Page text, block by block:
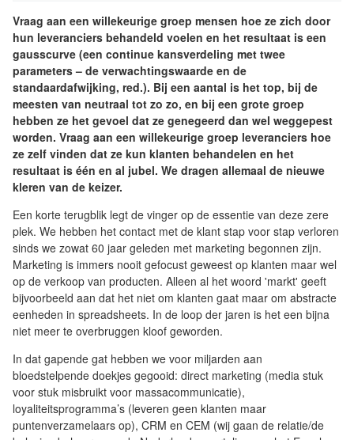
Vraag aan een willekeurige groep mensen hoe ze zich door
hun leveranciers behandeld voelen en het resultaat is een
gausscurve (een continue kansverdeling met twee
parameters – de verwachtingswaarde en de
standaardafwijking, red.). Bij een aantal is het top, bij de
meesten van neutraal tot zo zo, en bij een grote groep
hebben ze het gevoel dat ze genegeerd dan wel weggepest
worden. Vraag aan een willekeurige groep leveranciers hoe
ze zelf vinden dat ze kun klanten behandelen en het
resultaat is één en al jubel. We dragen allemaal de nieuwe
kleren van de keizer.
Een korte terugblik legt de vinger op de essentie van deze zere
plek. We hebben het contact met de klant stap voor stap verloren
sinds we zowat 60 jaar geleden met marketing begonnen zijn.
Marketing is immers nooit gefocust geweest op klanten maar wel
op de verkoop van producten. Alleen al het woord 'markt' geeft
bijvoorbeeld aan dat het niet om klanten gaat maar om abstracte
eenheden in spreadsheets. In de loop der jaren is het een bijna
niet meer te overbruggen kloof geworden.
In dat gapende gat hebben we voor miljarden aan
bloedstelpende doekjes gegooid: direct marketing (media stuk
voor stuk misbruikt voor massacommunicatie),
loyaliteitsprogramma’s (leveren geen klanten maar
puntenverzamelaars op), CRM en CEM (wij gaan de relatie/de